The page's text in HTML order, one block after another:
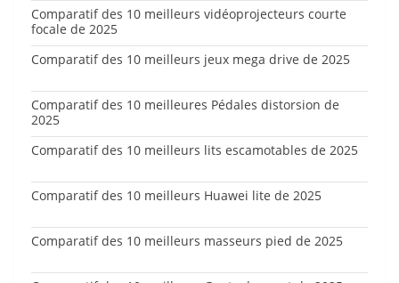
Comparatif des 10 meilleurs vidéoprojecteurs courte
focale de 2025
Comparatif des 10 meilleurs jeux mega drive de 2025
Comparatif des 10 meilleures Pédales distorsion de
2025
Comparatif des 10 meilleurs lits escamotables de 2025
Comparatif des 10 meilleurs Huawei lite de 2025
Comparatif des 10 meilleurs masseurs pied de 2025